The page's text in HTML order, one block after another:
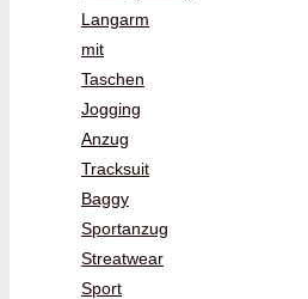
Langarm
mit
Taschen
Jogging
Anzug
Tracksuit
Baggy
Sportanzug
Streatwear
Sport